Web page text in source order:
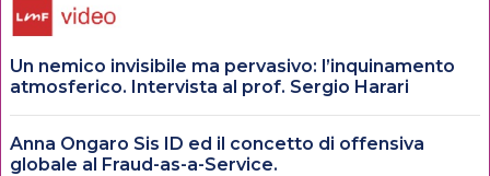
Un nemico invisibile ma pervasivo: l’inquinamento
atmosferico. Intervista al prof. Sergio Harari
Anna Ongaro Sis ID ed il concetto di offensiva
globale al Fraud-as-a-Service.